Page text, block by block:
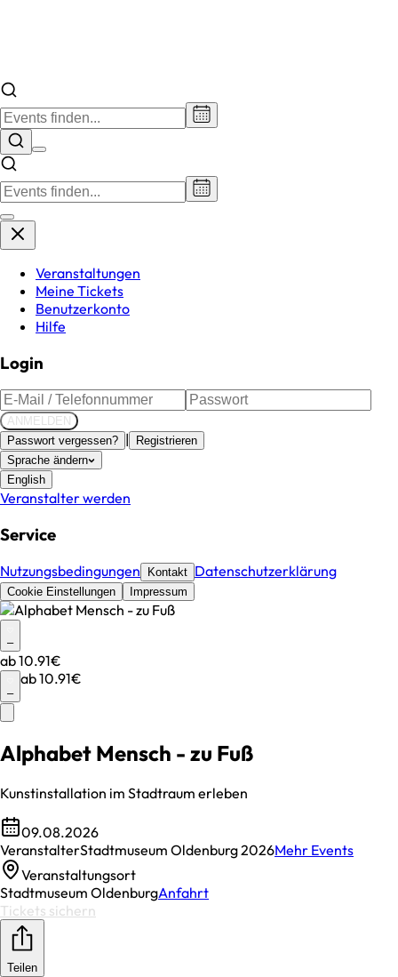
Veranstaltungen
Meine Tickets
Benutzerkonto
Hilfe
Login
ANMELDEN
Passwort vergessen? |
Registrieren
Sprache ändern
English
Veranstalter werden
Service
Nutzungsbedingungen Kontakt Datenschutzerklärung
Cookie Einstellungen Impressum
–
ab10.91€
–
ab10.91€
Alphabet Mensch - zu Fuß
Kunstinstallation im Stadtraum erleben
09.08.2026
VeranstalterStadtmuseum Oldenburg 2026Mehr Events
Veranstaltungsort
Stadtmuseum OldenburgAnfahrt
Tickets sichern
Teilen